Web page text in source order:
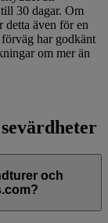
30 dagar. Om
detta även för en
har godkänt
om mer än
och